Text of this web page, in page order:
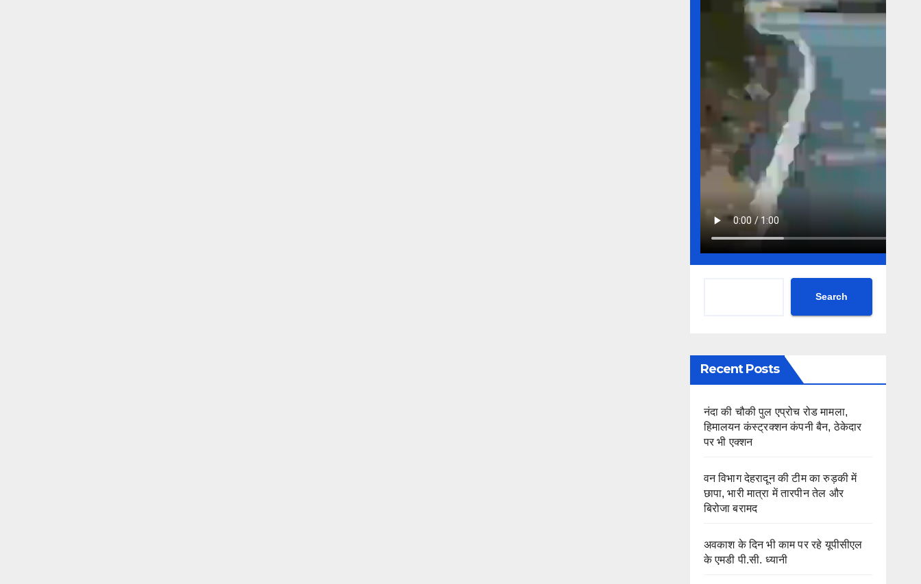
Search
Recent Posts
नंदा की चौकी पुल एप्रोच रोड मामला,
हिमालयन कंस्ट्रक्शन कंपनी बैन, ठेकेदार
पर भी एक्शन
वन विभाग देहरादून की टीम का रुड़की में
छापा, भारी मात्रा में तारपीन तेल और
बिरोजा बरामद
अवकाश के दिन भी काम पर रहे यूपीसीएल
के एमडी पी.सी. ध्यानी